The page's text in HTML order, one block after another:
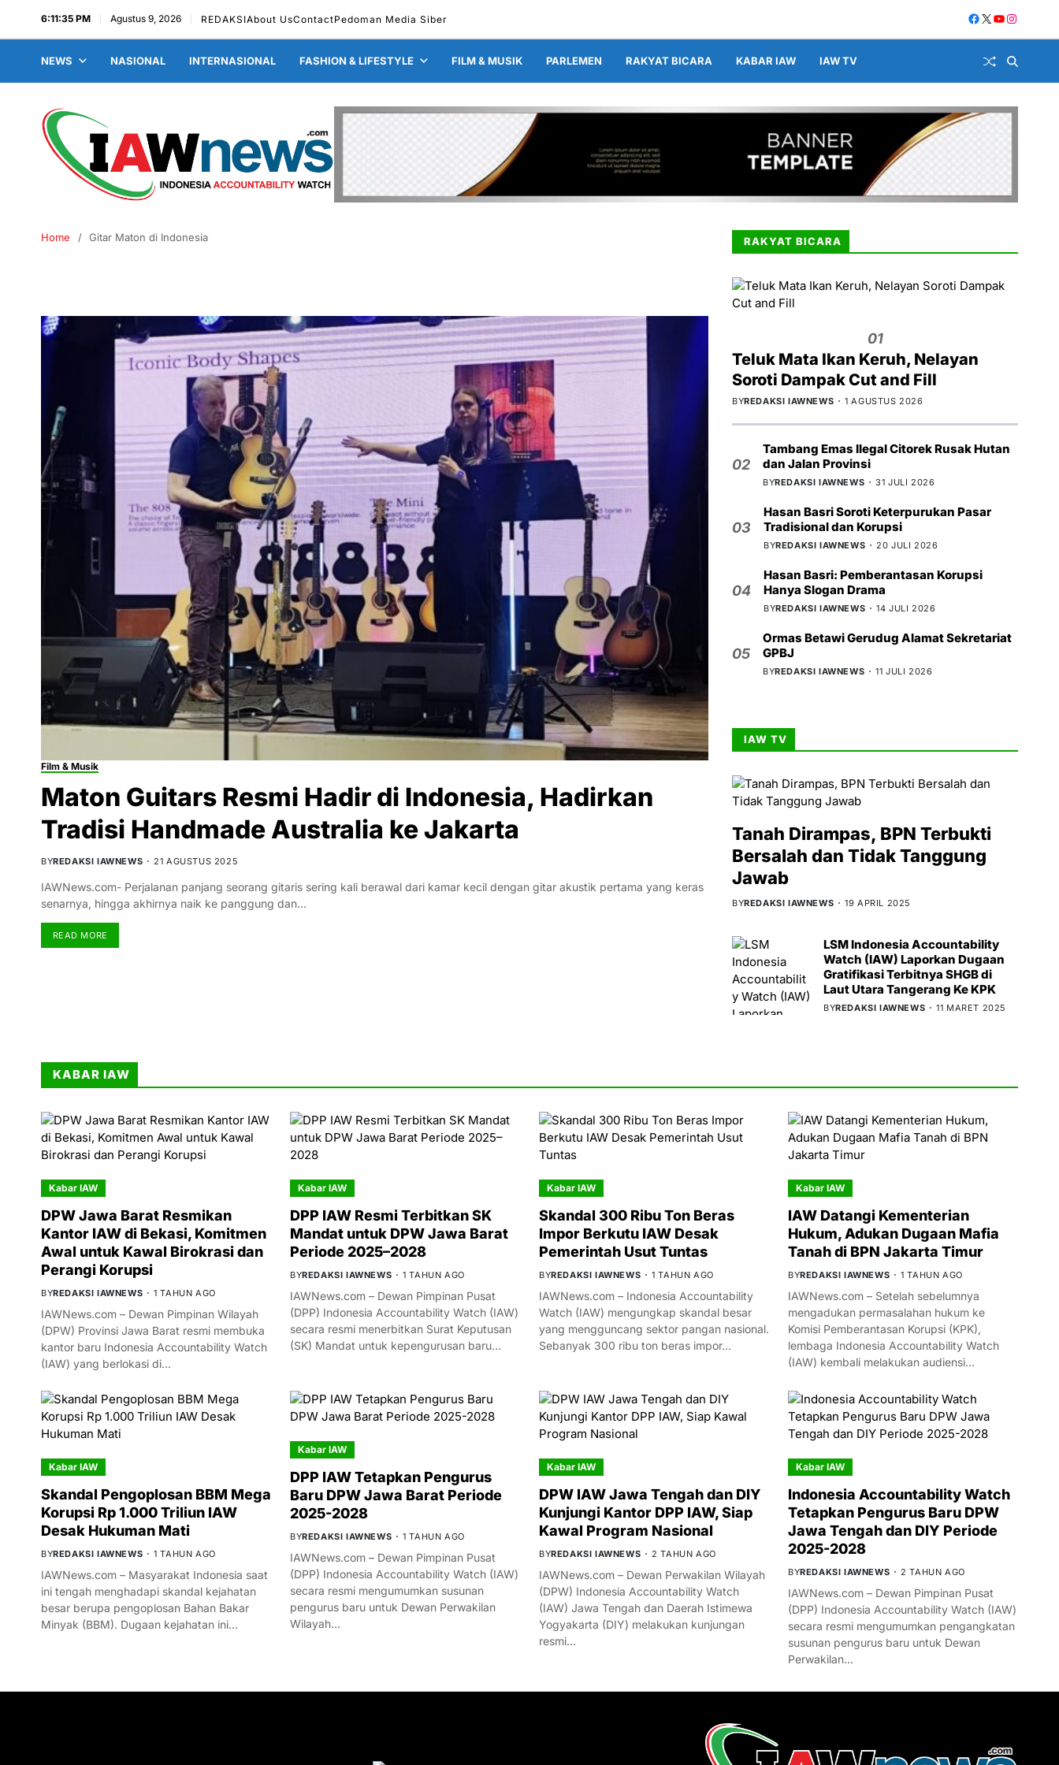
6:11:35 PM Agustus 9, 2026 REDAKSIAbout UsContactPedoman Media Siber
NEWS NASIONAL INTERNASIONAL FASHION & LIFESTYLE FILM & MUSIK PARLEMEN RAKYAT BICARA KABAR IAW IAW TV
Home Gitar Maton di Indonesia
Film & Musik
Maton Guitars Resmi Hadir di Indonesia, Hadirkan
Tradisi Handmade Australia ke Jakarta
BYREDAKSI IAWNEWS 21 AGUSTUS 2025
IAWNews.com- Perjalanan panjang seorang gitaris sering kali berawal dari kamar kecil dengan gitar akustik pertama yang keras
senarnya, hingga akhirnya naik ke panggung dan…
READ MORE
RAKYAT BICARA
01
Teluk Mata Ikan Keruh, Nelayan
Soroti Dampak Cut and Fill
BYREDAKSI IAWNEWS 1 AGUSTUS 2026
02
Tambang Emas Ilegal Citorek Rusak Hutan
dan Jalan Provinsi
BYREDAKSI IAWNEWS 31 JULI 2026
03
Hasan Basri Soroti Keterpurukan Pasar
Tradisional dan Korupsi
BYREDAKSI IAWNEWS 20 JULI 2026
04
Hasan Basri: Pemberantasan Korupsi
Hanya Slogan Drama
BYREDAKSI IAWNEWS 14 JULI 2026
05
Ormas Betawi Gerudug Alamat Sekretariat
GPBJ
BYREDAKSI IAWNEWS 11 JULI 2026
IAW TV
Tanah Dirampas, BPN Terbukti
Bersalah dan Tidak Tanggung
Jawab
BYREDAKSI IAWNEWS 19 APRIL 2025
LSM Indonesia Accountability
Watch (IAW) Laporkan Dugaan
Gratifikasi Terbitnya SHGB di
Laut Utara Tangerang Ke KPK
BYREDAKSI IAWNEWS 11 MARET 2025
KABAR IAW
Kabar IAW
DPW Jawa Barat Resmikan
Kantor IAW di Bekasi, Komitmen
Awal untuk Kawal Birokrasi dan
Perangi Korupsi
BYREDAKSI IAWNEWS 1 TAHUN AGO
IAWNews.com – Dewan Pimpinan Wilayah
(DPW) Provinsi Jawa Barat resmi membuka
kantor baru Indonesia Accountability Watch
(IAW) yang berlokasi di…
Kabar IAW
DPP IAW Resmi Terbitkan SK
Mandat untuk DPW Jawa Barat
Periode 2025–2028
BYREDAKSI IAWNEWS 1 TAHUN AGO
IAWNews.com – Dewan Pimpinan Pusat
(DPP) Indonesia Accountability Watch (IAW)
secara resmi menerbitkan Surat Keputusan
(SK) Mandat untuk kepengurusan baru…
Kabar IAW
Skandal 300 Ribu Ton Beras
Impor Berkutu IAW Desak
Pemerintah Usut Tuntas
BYREDAKSI IAWNEWS 1 TAHUN AGO
IAWNews.com – Indonesia Accountability
Watch (IAW) mengungkap skandal besar
yang mengguncang sektor pangan nasional.
Sebanyak 300 ribu ton beras impor…
Kabar IAW
IAW Datangi Kementerian
Hukum, Adukan Dugaan Mafia
Tanah di BPN Jakarta Timur
BYREDAKSI IAWNEWS 1 TAHUN AGO
IAWNews.com – Setelah sebelumnya
mengadukan permasalahan hukum ke
Komisi Pemberantasan Korupsi (KPK),
lembaga Indonesia Accountability Watch
(IAW) kembali melakukan audiensi…
Kabar IAW
Skandal Pengoplosan BBM Mega
Korupsi Rp 1.000 Triliun IAW
Desak Hukuman Mati
BYREDAKSI IAWNEWS 1 TAHUN AGO
IAWNews.com – Masyarakat Indonesia saat
ini tengah menghadapi skandal kejahatan
besar berupa pengoplosan Bahan Bakar
Minyak (BBM). Dugaan kejahatan ini…
Kabar IAW
DPP IAW Tetapkan Pengurus
Baru DPW Jawa Barat Periode
2025-2028
BYREDAKSI IAWNEWS 1 TAHUN AGO
IAWNews.com – Dewan Pimpinan Pusat
(DPP) Indonesia Accountability Watch (IAW)
secara resmi mengumumkan susunan
pengurus baru untuk Dewan Perwakilan
Wilayah…
Kabar IAW
DPW IAW Jawa Tengah dan DIY
Kunjungi Kantor DPP IAW, Siap
Kawal Program Nasional
BYREDAKSI IAWNEWS 2 TAHUN AGO
IAWNews.com – Dewan Perwakilan Wilayah
(DPW) Indonesia Accountability Watch
(IAW) Jawa Tengah dan Daerah Istimewa
Yogyakarta (DIY) melakukan kunjungan
resmi…
Kabar IAW
Indonesia Accountability Watch
Tetapkan Pengurus Baru DPW
Jawa Tengah dan DIY Periode
2025-2028
BYREDAKSI IAWNEWS 2 TAHUN AGO
IAWNews.com – Dewan Pimpinan Pusat
(DPP) Indonesia Accountability Watch (IAW)
secara resmi mengumumkan pengangkatan
susunan pengurus baru untuk Dewan
Perwakilan…